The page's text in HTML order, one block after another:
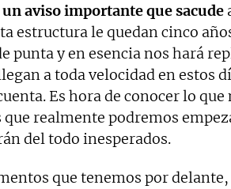
aviso importante que sacude
estructura le quedan cinco
punta y en esencia nos hará
a toda velocidad en estos
Es hora de conocer lo
que realmente podremos
del todo inesperados.
que tenemos por